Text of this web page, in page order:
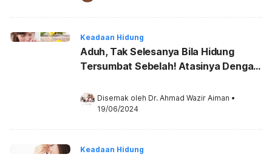
Keadaan Hidung
Aduh, Tak Selesanya Bila Hidung
Tersumbat Sebelah! Atasinya Dengan
Disemak oleh Dr. Ahmad Wazir Aiman •
19/06/2024
Keadaan Hidung